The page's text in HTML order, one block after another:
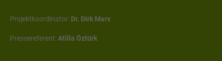
Projektkoordinator: Dr. Dirk Marx
Pressereferent:Atilla Öztürk